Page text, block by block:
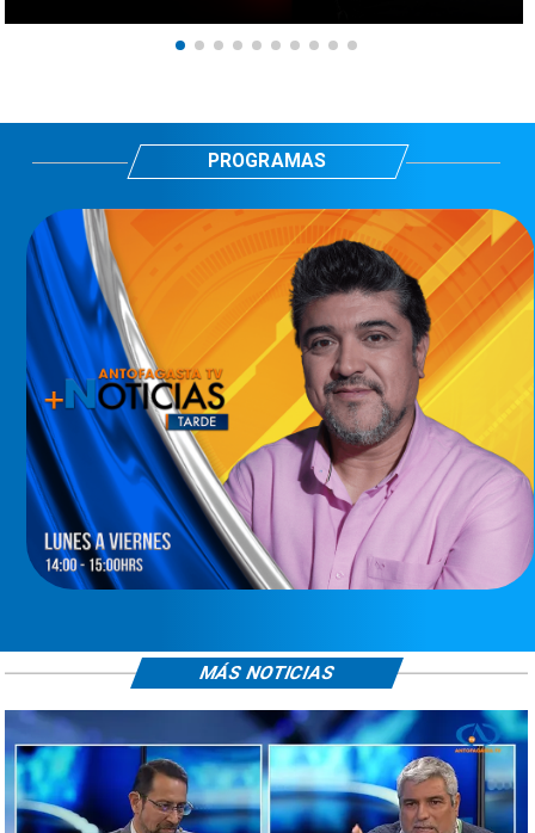
PROGRAMAS
MÁS NOTICIAS